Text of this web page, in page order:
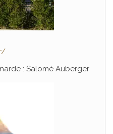
: Salomé Auberger